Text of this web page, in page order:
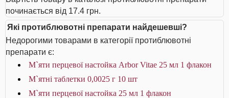
починається від 17.4 грн.
Які протиблювотні препарати найдешевші?
Недорогими товарами в категорії протиблювотні
препарати є:
М`яти перцевої настойка Arbor Vitae 25 мл 1 флакон
М`ятні таблетки 0,0025 г 10 шт
М`яти перцевої настойка 25 мл 1 флакон